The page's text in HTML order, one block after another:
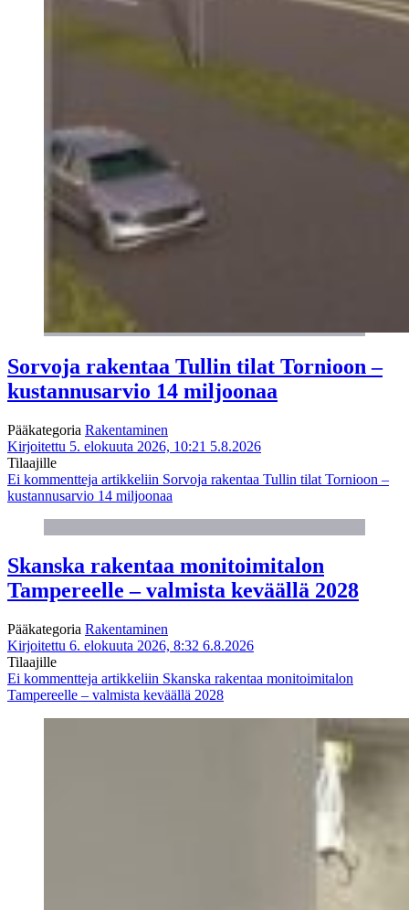
Sorvoja rakentaa Tullin tilat Tornioon –
kustannusarvio 14 miljoonaa
Pääkategoria Rakentaminen
Kirjoitettu 5. elokuuta 2026, 10:21 5.8.2026
Tilaajille
Ei kommentteja artikkeliin Sorvoja rakentaa Tullin tilat Tornioon –
kustannusarvio 14 miljoonaa
Skanska rakentaa monitoimitalon
Tampereelle – valmista keväällä 2028
Pääkategoria Rakentaminen
Kirjoitettu 6. elokuuta 2026, 8:32 6.8.2026
Tilaajille
Ei kommentteja artikkeliin Skanska rakentaa monitoimitalon
Tampereelle – valmista keväällä 2028